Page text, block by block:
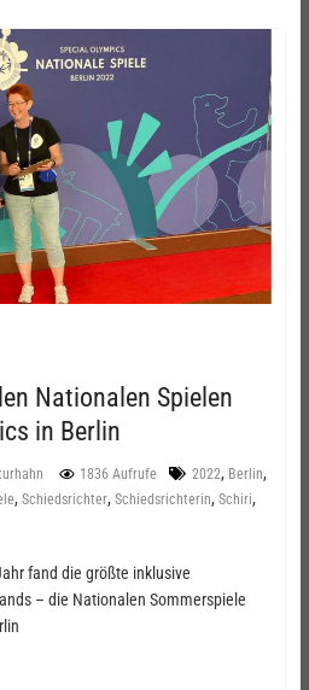
Nationalen Spielen
in Berlin
1836 Aufrufe 2022, Berlin,
, Schiedsrichter, Schiedsrichterin, Schiri,
fand die größte inklusive
– die Nationalen Sommerspiele